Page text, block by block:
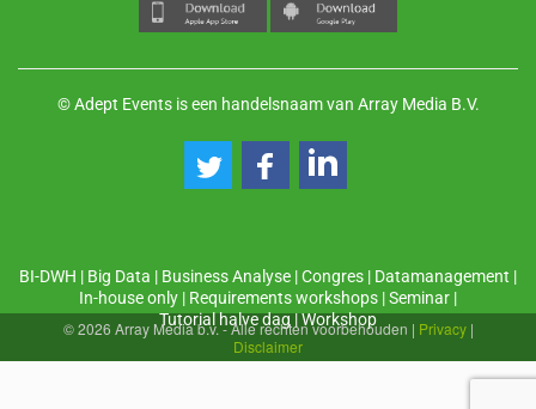
© Adept Events is een handelsnaam van Array Media B.V.
BI-DWH | Big Data | Business Analyse |Congres | Datamanagement |
In-house only | Requirements workshops |Seminar |
Tutorial halve dag|Workshop
© 2026 Array Media b.v. - Alle rechten voorbehouden | Privacy |
Disclaimer